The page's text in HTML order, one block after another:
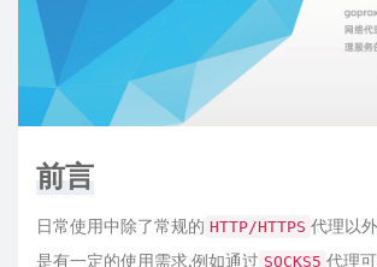
前言
日常使用中除了常规的 HTTP/HTTPS 代理以
是有一定的使用需求,例如通过 SOCKS5 代理